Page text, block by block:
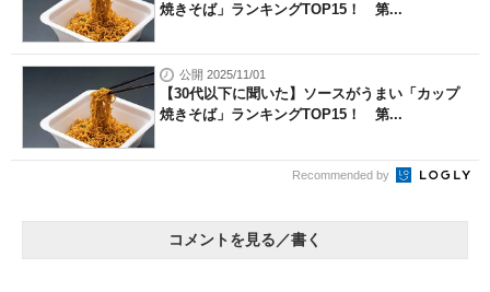
焼きそば」ランキングTOP15！ 第...
公開 2025/11/01
【30代以下に聞いた】ソースがうまい「カップ
焼きそば」ランキングTOP15！ 第...
Recommended by
コメントを見る／書く